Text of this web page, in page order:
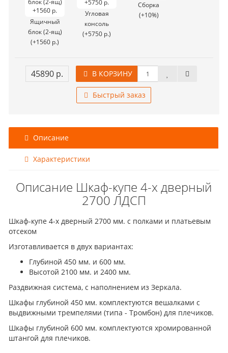
Ящичный
блок (2-ящ)
(+1560 р.)
Угловая
консоль
(+5750 р.)
Сборка
(+10%)
45890 р. В КОРЗИНУ
Быстрый заказ
Описание
Характеристики
Описание Шкаф-купе 4-х дверный
2700 ЛДСП
Шкаф-купе 4-х дверный 2700 мм. с полками и платьевым
отсеком
Изготавливается в двух вариантах:
Глубиной 450 мм. и 600 мм.
Высотой 2100 мм. и 2400 мм.
Раздвижная система, с наполнением из Зеркала.
Шкафы глубиной 450 мм. комплектуются вешалками с
выдвижными тремпелями (типа - Тромбон) для плечиков.
Шкафы глубиной 600 мм. комплектуются хромированной
штангой для плечиков.